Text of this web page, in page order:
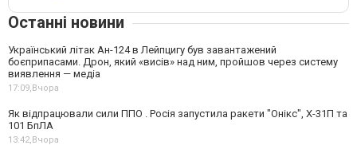
Останні новини
Український літак Ан-124 в Лейпцигу був завантажений
боєприпасами. Дрон, який «висів» над ним, пройшов через систему
виявлення — медіа
17:09,Вчора
Як відпрацювали сили ППО . Росія запустила ракети "Онікс", Х-31П та
101 БпЛА
13:42,Вчора